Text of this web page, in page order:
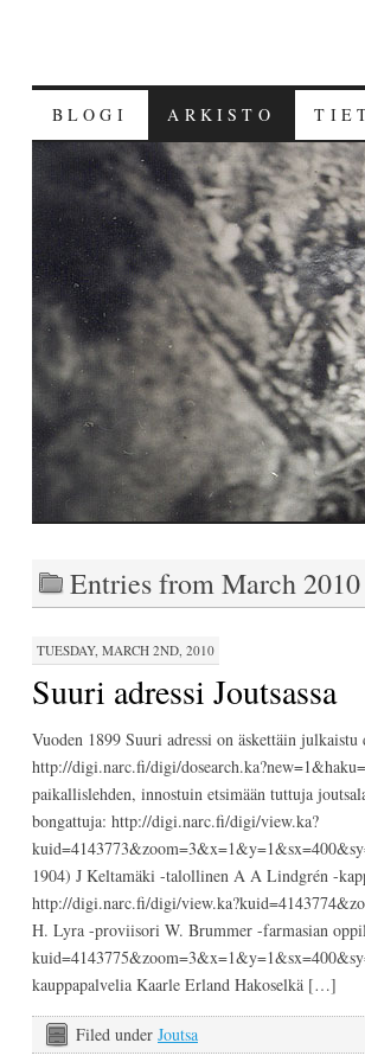
BLOGI ARKISTO
Entries from March 2010
TUESDAY, MARCH 2ND, 2010
Suuri adressi Joutsassa
Vuoden 1899 Suuri adressi on äskettäin julkaistu
http://digi.narc.fi/digi/
paikallislehden, innostuin etsimään tuttuja
bongattuja: http://digi.narc.fi/digi/view.ka?
1904) J Keltamäki -talollinen A A Lindgrén -
http://digi.narc.fi/digi/
H. Lyra -proviisori W. Brummer -farmasian
kauppapalvelia Kaarle Erland Hakoselkä […]
Filed under Joutsa